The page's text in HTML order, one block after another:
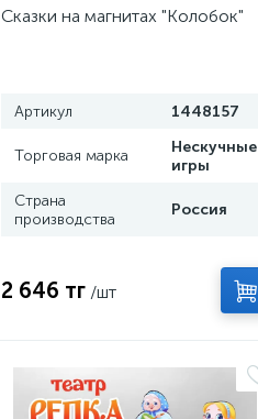
Сказки на магнитах "Колобок"
Артикул 1448157
Торговая марка
Нескучные
игры
Страна
производства
Россия
2 646 тг /шт